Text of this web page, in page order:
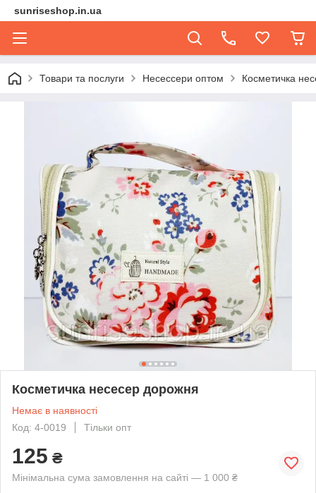
sunriseshop.in.ua
Товари та послуги Несессери оптом Косметичка
Косметичка несесер дорожня
Немає в наявності
Код: 4-0019
Тільки опт
125 ₴
Мінімальна сума замовлення на сайті — 1 000 ₴